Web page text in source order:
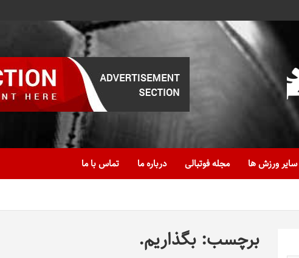
سایر ورزش ها مجله فوتبالی درباره ما تماس با ما
برچسب: بگذاریم.